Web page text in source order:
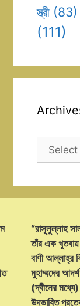
স্ত্রী (83)
(111)
Archives
“রাসূলুল্লাহ
তাঁর এক খুতবায়
বাণী আল্লাহ্‌র
মুহাম্মদের
(দ্বীনের
উদ্ভাবিত